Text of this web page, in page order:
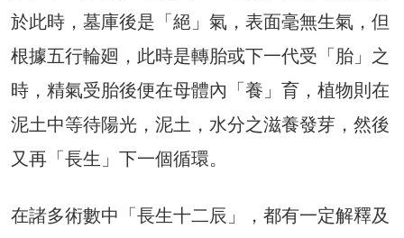
於此時，墓庫後是「絕」氣，表面毫無生氣，但
根據五行輪廻，此時是轉胎或下一代受「胎」之
時，精氣受胎後便在母體內「養」育，植物則在
泥土中等待陽光，泥土，水分之滋養發芽，然後
又再「長生」下一個循環。
在諸多術數中「長生十二辰」，都有一定解釋及